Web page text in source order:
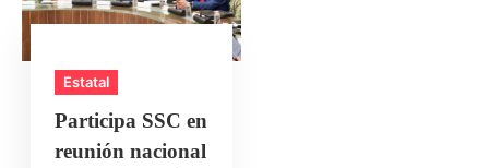
Estatal
Participa SSC en
reunión nacional